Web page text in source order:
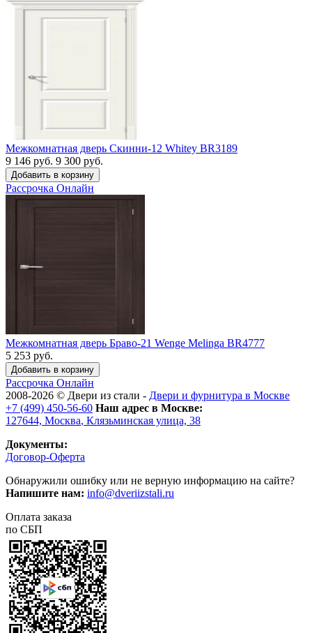
Межкомнатная дверь Скинни-12 Whitey BR3189
9 146 руб. 9 300 руб.
Рассрочка Онлайн
Межкомнатная дверь Браво-21 Wenge Melinga BR4777
5 253 руб.
Рассрочка Онлайн
2008-2026 © Двери из стали - Двери и фурнитура в Москве
+7 (499) 450-56-60 Наш адрес в Москве:
127644, Москва, Клязьминская улица, 38
Документы:
Договор-Оферта
Обнаружили ошибку или не верную информацию на сайте?
Напишите нам: info@dveriizstali.ru
Оплата заказа
по СБП